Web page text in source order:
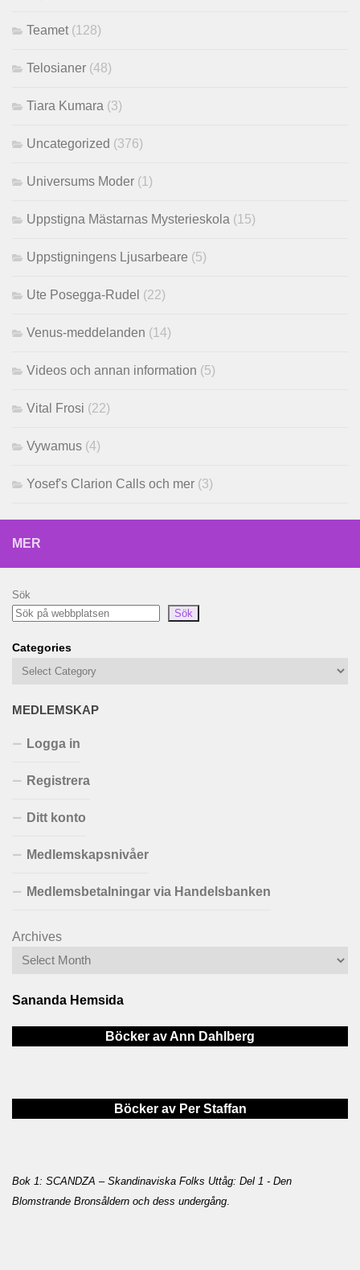
Teamet (128)
Telosianer (48)
Tiara Kumara (3)
Uncategorized (376)
Universums Moder (1)
Uppstigna Mästarnas Mysterieskola (15)
Uppstigningens Ljusarbeare (5)
Ute Posegga-Rudel (22)
Venus-meddelanden (14)
Videos och annan information (5)
Vital Frosi (22)
Vywamus (4)
Yosef's Clarion Calls och mer (3)
MER
Sök
Sök
Categories
MEDLEMSKAP
Logga in
Registrera
Ditt konto
Medlemskapsnivåer
Medlemsbetalningar via Handelsbanken
Archives
Sananda Hemsida
Böcker av Ann Dahlberg
Böcker av Per Staffan
Bok 1: SCANDZA – Skandinaviska Folks Uttåg: Del 1 - Den
Blomstrande Bronsåldern och dess undergång